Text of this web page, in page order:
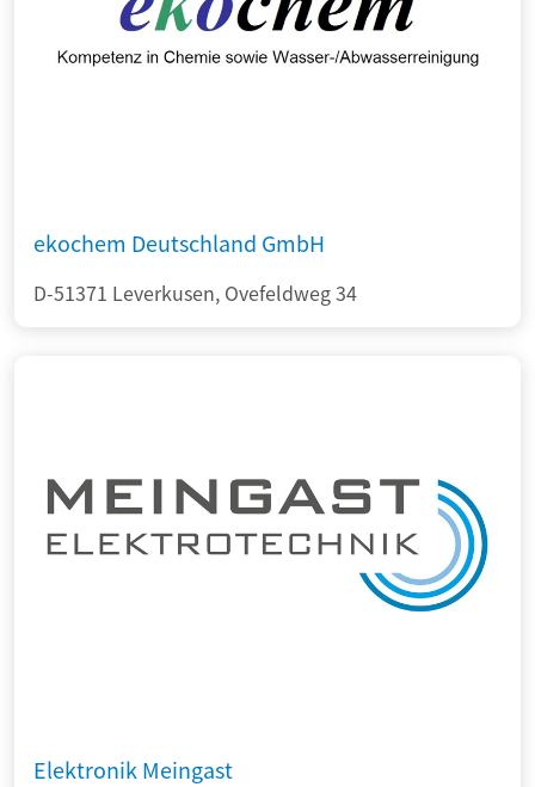
ekochem Deutschland GmbH
D-51371 Leverkusen, Ovefeldweg 34
Elektronik Meingast